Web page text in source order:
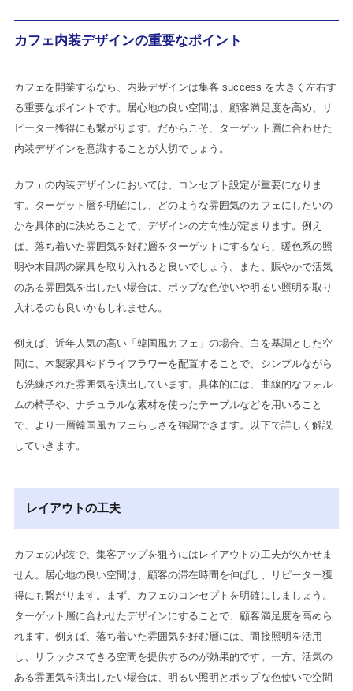
カフェ内装デザインの重要なポイント
カフェを開業するなら、内装デザインは集客 success を大きく左右す
る重要なポイントです。居心地の良い空間は、顧客満足度を高め、リ
ピーター獲得にも繋がります。だからこそ、ターゲット層に合わせた
内装デザインを意識することが大切でしょう。
カフェの内装デザインにおいては、コンセプト設定が重要になりま
す。ターゲット層を明確にし、どのような雰囲気のカフェにしたいの
かを具体的に決めることで、デザインの方向性が定まります。例え
ば、落ち着いた雰囲気を好む層をターゲットにするなら、暖色系の照
明や木目調の家具を取り入れると良いでしょう。また、賑やかで活気
のある雰囲気を出したい場合は、ポップな色使いや明るい照明を取り
入れるのも良いかもしれません。
例えば、近年人気の高い「韓国風カフェ」の場合、白を基調とした空
間に、木製家具やドライフラワーを配置することで、シンプルながら
も洗練された雰囲気を演出しています。具体的には、曲線的なフォル
ムの椅子や、ナチュラルな素材を使ったテーブルなどを用いること
で、より一層韓国風カフェらしさを強調できます。以下で詳しく解説
していきます。
レイアウトの工夫
カフェの内装で、集客アップを狙うにはレイアウトの工夫が欠かせま
せん。居心地の良い空間は、顧客の滞在時間を伸ばし、リピーター獲
得にも繋がります。まず、カフェのコンセプトを明確にしましょう。
ターゲット層に合わせたデザインにすることで、顧客満足度を高めら
れます。例えば、落ち着いた雰囲気を好む層には、間接照明を活用
し、リラックスできる空間を提供するのが効果的です。一方、活気の
ある雰囲気を演出したい場合は、明るい照明とポップな色使いで空間